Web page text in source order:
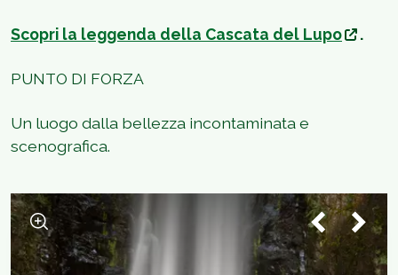
Scopri la leggenda della Cascata del Lupo .
PUNTO DI FORZA
Un luogo dalla bellezza incontaminata e
scenografica.